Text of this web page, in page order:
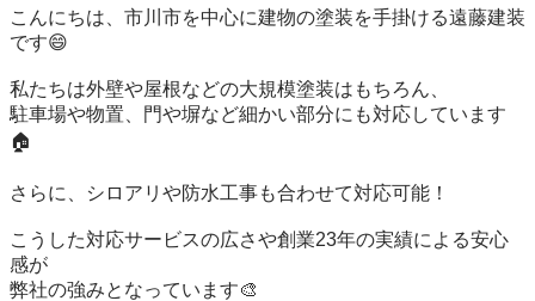
こんにちは、市川市を中心に建物の塗装を手掛ける遠藤建装
です😄
私たちは外壁や屋根などの大規模塗装はもちろん、
駐車場や物置、門や塀など細かい部分にも対応しています
🏠
さらに、シロアリや防水工事も合わせて対応可能！
こうした対応サービスの広さや創業23年の実績による安心
感が
弊社の強みとなっています🎨